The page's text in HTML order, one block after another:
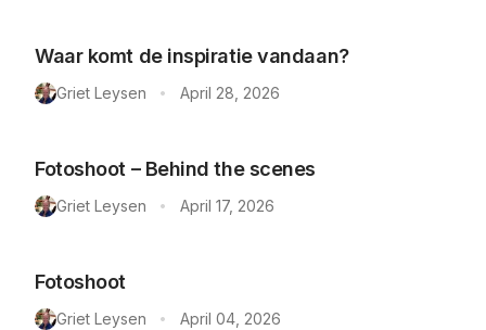
Waar komt de inspiratie vandaan?
Griet Leysen • April 28, 2026
Fotoshoot – Behind the scenes
Griet Leysen • April 17, 2026
Fotoshoot
Griet Leysen • April 04, 2026